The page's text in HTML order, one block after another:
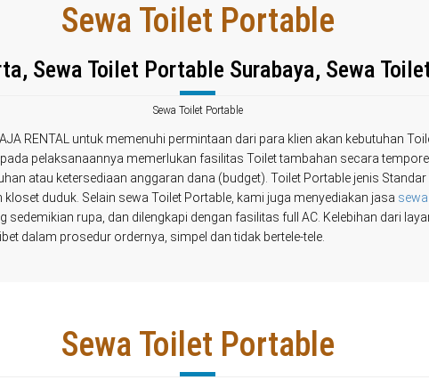
Sewa Toilet Portable
Sewa Toilet Portable Surabaya, Sewa
Sewa Toilet Portable
RENTAL untuk memenuhi permintaan dari para klien akan kebutuhan
pelaksanaannya memerlukan fasilitas Toilet tambahan secara
atau ketersediaan anggaran dana (budget). Toilet Portable jenis
duduk. Selain sewa Toilet Portable, kami juga menyediakan jasa
rupa, dan dilengkapi dengan fasilitas full AC. Kelebihan dari
dalam prosedur ordernya, simpel dan tidak bertele-tele.
Sewa Toilet Portable